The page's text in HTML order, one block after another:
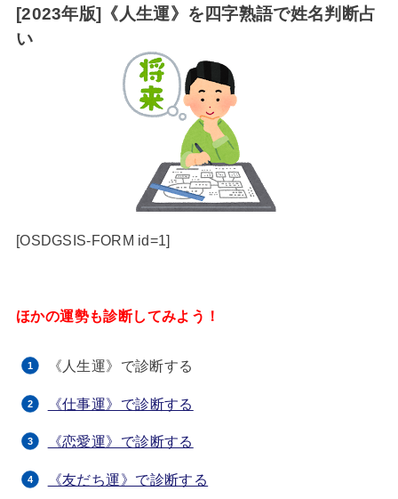
[2023年版]《人生運》を四字熟語で姓名判断占
い
[OSDGSIS-FORM id=1]
ほかの運勢も診断してみよう！
《人生運》で診断する
《仕事運》で診断する
《恋愛運》で診断する
《友だち運》で診断する